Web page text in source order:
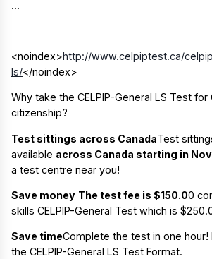
...
<noindex>http://www.celpiptest.ca/
ls/</noindex>
Why take the CELPIP-General LS Test for
citizenship?
Test sittings across CanadaTest
available across Canada starting in
a test centre near you!
Save money The test fee is $150.00
skills CELPIP-General Test which is
Save timeComplete the test in one hour!
the CELPIP-General LS Test Format.